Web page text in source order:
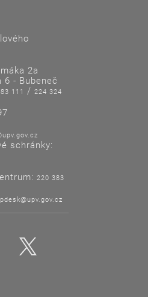
2a
6 - Bubeneč
111 /224 324
schránky:
220 383